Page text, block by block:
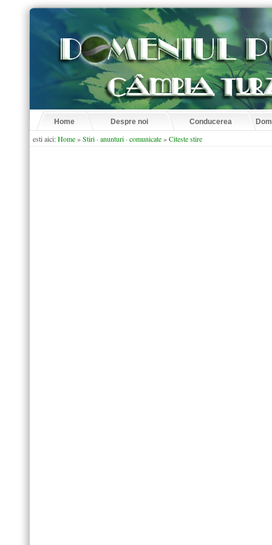
Home Despre noi Conducerea
esti aici:Home»Stiri · anunturi · comunicate»Citeste stire